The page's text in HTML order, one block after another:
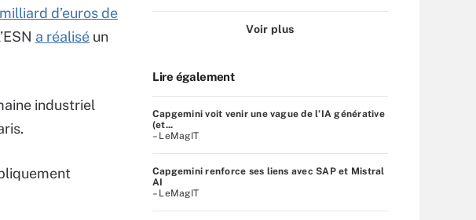
d’euros de
a réalisé un
industriel
Voir plus
Lire également
Capgemini voit venir une vague de l’IA générative
(et...
– LeMagIT
Capgemini renforce ses liens avec SAP et Mistral
AI
– LeMagIT